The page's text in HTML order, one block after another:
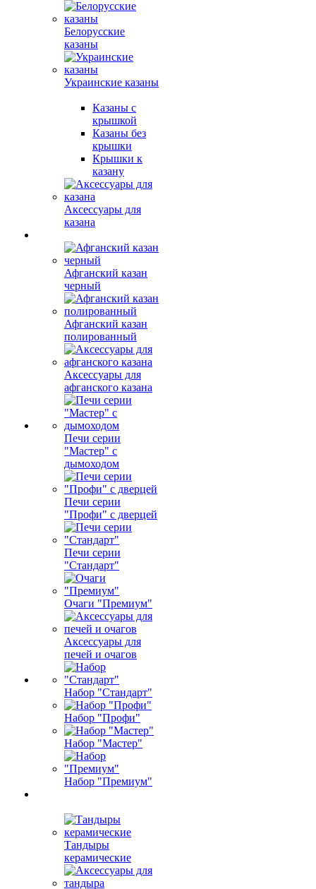
Белорусские
казаны
Украинские казаны
Казаны с
крышкой
Казаны без
крышки
Крышки к
казану
Аксессуары для
казана
Афганский казан
черный
Афганский казан
полированный
Аксессуары для
афганского казана
Печи серии
"Мастер" с
дымоходом
Печи серии
"Профи" с дверцей
Печи серии
"Стандарт"
Очаги "Премиум"
Аксессуары для
печей и очагов
Набор "Стандарт"
Набор "Профи"
Набор "Мастер"
Набор "Премиум"
Тандыры
керамические